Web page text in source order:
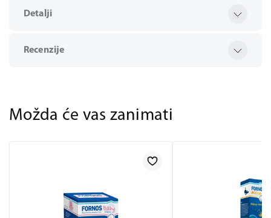
Detalji
Recenzije
Možda će vas zanimati